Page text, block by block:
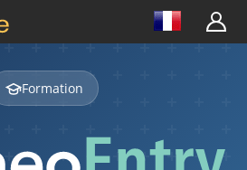
Formation
à afficher